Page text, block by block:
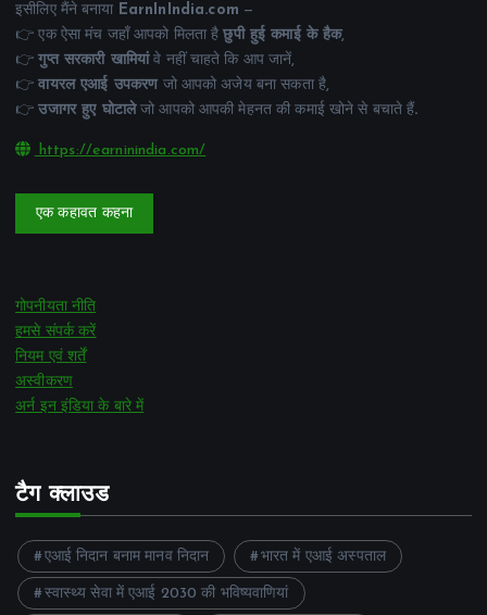
इसीलिए मैंने बनाया EarnInIndia.com —
👉 एक ऐसा मंच जहाँ आपको मिलता हैछुपी हुई कमाई के हैक,
👉गुप्त सरकारी खामियांवे नहीं चाहते कि आप जानें,
👉वायरल एआई उपकरण जो आपको अजेय बना सकता है,
👉उजागर हुए घोटालेजो आपको आपकी मेहनत की कमाई खोने से बचाते हैं.
https://earninindia.com/
एक कहावत कहना
गोपनीयता नीति
हमसे संपर्क करें
नियम एवं शर्तें
अस्वीकरण
अर्न इन इंडिया के बारे में
टैग क्लाउड
एआई निदान बनाम मानव निदान भारत में एआई अस्पताल
स्वास्थ्य सेवा में एआई 2030 की भविष्यवाणियां